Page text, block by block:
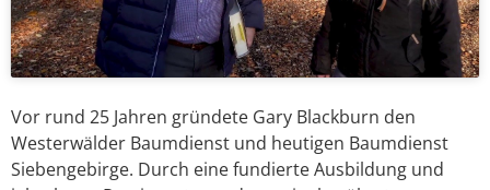
Vor rund 25 Jahren gründete Gary Blackburn den
Westerwälder Baumdienst und heutigen Baumdienst
Siebengebirge. Durch eine fundierte Ausbildung und